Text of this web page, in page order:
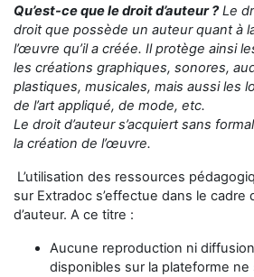
Qu’est-ce que le droit d’auteur ?Le
droit que possède un auteur quant à
l’œuvre qu’il a créée. Il protège ainsi
les créations graphiques, sonores,
plastiques, musicales, mais aussi les
de l’art appliqué, de mode, etc.
Le droit d’auteur s’acquiert sans
la création de l’œuvre.
L’utilisation des ressources
sur Extradoc s’effectue dans le
d’auteur. A ce titre :
Aucune reproduction ni
disponibles sur la plateforme